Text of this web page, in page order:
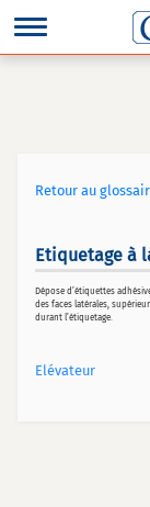
Retour au
Etiquetage à
Dépose d’étiquettes
des faces latérales,
durant l’étiquetage.
Elévateur